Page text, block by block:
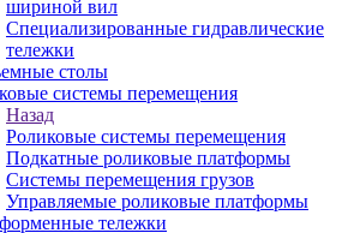
шириной вил
Специализированные гидравлические
тележки
столы
системы перемещения
Назад
Роликовые системы перемещения
Подкатные роликовые платформы
Системы перемещения грузов
Управляемые роликовые платформы
тележки